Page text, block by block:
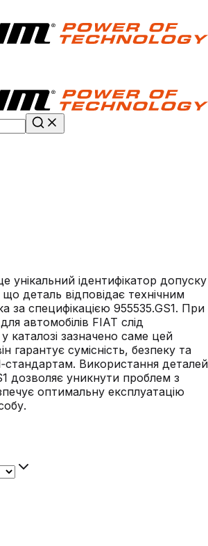
унікальний ідентифікатор допуску
деталь відповідає технічним
за специфікацією 955535.GS1. При
автомобілів FIAT слід
каталозі зазначено саме цей
гарантує сумісність, безпеку та
Використання деталей
дозволяє уникнути проблем з
оптимальну експлуатацію